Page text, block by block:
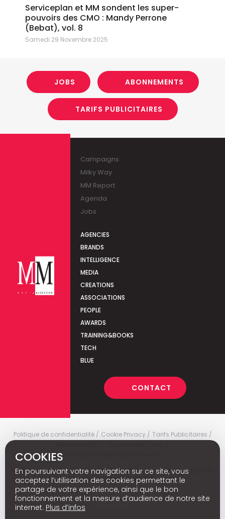
Serviceplan et MM sondent les super-
pouvoirs des CMO : Mandy Perrone
(Bebat), vol. 8
Samedi 29 Novembre 2025
JOBS ABONNEMENTS
TARIFS PUBLICITAIRES
Campaigns
Milky Way
MM Report
Agenda
Jobs
AGENCIES
BRANDS
INTELLIGENCE
MEDIA
CREATIONS
ASSOCIATIONS
PEOPLE
AWARDS
TRAINING&BOOKS
TECH
BLUE
CONTACT
Politique de confidentialité Cookie Privacy
Tarifs Publicitaires
Media Marketingc © 2026 - Media Marketing is not responsible for
the content of external sites.
Nl
COOKIES
En poursuivant votre navigation sur ce site, vous
acceptez l’utilisation des cookies permettant le
partage de votre expérience, ainsi que le bon
fonctionnement et la mesure d’audience de notre site
internet. Plus d’infos